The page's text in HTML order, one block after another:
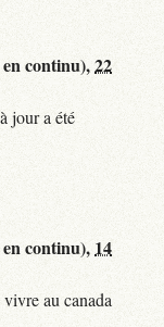
en continu),22
jour a été
continu), 14
au canada